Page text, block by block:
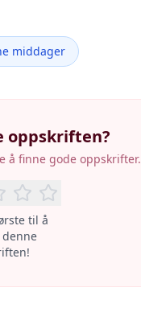
middager
oppskriften?
å finne gode oppskrifter.
til å